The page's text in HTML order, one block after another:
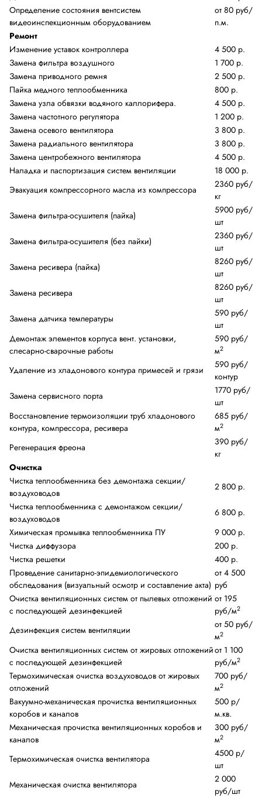
Определение состояния вентсистем
видеоинспекционным оборудованием
от 80 руб/
п.м.
Ремонт
Изменение уставок контроллера
4 500 р.
Замена фильтра воздушного
1 700 р.
Замена приводного ремня
2 500 р.
Пайка медного теплообменника
800 р.
Замена узла обвязки водяного каллорифера.
4 500 р.
Замена частотного регулятора
1 200 р.
Замена осевого вентилятора
3 800 р.
Замена радиального вентилятора
3 800 р.
Замена центробежного вентилятора
4 500 р.
Наладка и паспортизация систем вентиляции
18 000 р.
Эвакуация компрессорного масла из компрессора
2360 руб/
кг
Замена фильтра-осушителя (пайка)
5900 руб/
шт
Замена фильтра-осушителя (без пайки)
2360 руб/
шт
Замена ресивера (пайка)
8260 руб/
шт
Замена ресивера
8260 руб/
шт
Замена датчика температуры
590 руб/
шт
Демонтаж элементов корпуса вент. установки,
слесарно-сварочные работы
590 руб/
м2
Удаление из хладонового контура примесей и грязи
590 руб/
контур
Замена сервисного порта
1770 руб/
шт
Восстановление термоизоляции труб хладонового
контура, компрессора, ресивера
685 руб/
м2
Регенерация фреона
390 руб/
кг
Очистка
Чистка теплообменника без демонтажа секции/
воздуховодов
2 800 р.
Чистка теплообменника с демонтажом секции/
воздуховодов
6 800 р.
Химическая промывка теплообменника ПУ
9 000 р.
Чистка диффузора
200 р.
Чистка решетки
400 р.
Проведение санитарно-эпидемиологического
обследования (визуальный осмотр и составление акта)
от 4 500
руб
Очистка вентиляционных систем от пылевых отложений
с последующей дезинфекцией
от 195
руб/м2
Дезинфекция систем вентиляции
от 50 руб/
м2
Очистка вентиляционных систем от жировых отложений
с последующей дезинфекцией
от 1 100
руб/м2
Термохимическая очистка воздуховодов от жировых
отложений
700 руб/
м2
Вакуумно-механическая прочистка вентиляционных
коробов и каналов
500 р/
м.кв.
Механическая прочистка вентиляционных коробов и
каналов
300 руб/
м2
Термохимическая очистка вентилятора
4500 р/
шт
Механическая очистка вентилятора
2 000
руб/шт